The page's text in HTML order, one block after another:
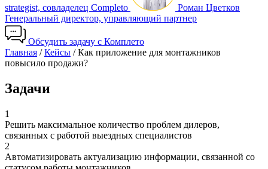
strategist, совладелец Completo
Роман Цветков
Генеральный директор, управляющий партнер
Обсудить задачу с Комплето
Главная / Кейсы / Как приложение для монтажников
повысило продажи?
Задачи
1
Решить максимальное количество проблем дилеров,
связанных с работой выездных специалистов
2
Автоматизировать актуализацию информации, связанной со